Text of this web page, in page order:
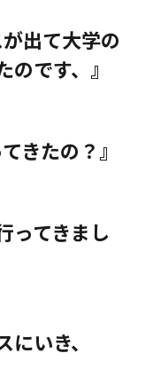
出て大学の
です、』
きたの？』
ってきまし
いき、